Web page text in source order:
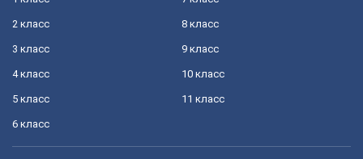
2 класс
3 класс
4 класс
5 класс
6 класс
8 класс
9 класс
10 класс
11 класс